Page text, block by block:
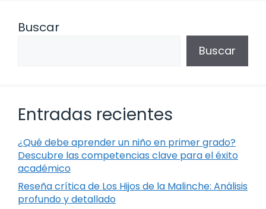
Buscar
Buscar
Entradas recientes
¿Qué debe aprender un niño en primer grado?
Descubre las competencias clave para el éxito
académico
Reseña crítica de Los Hijos de la Malinche: Análisis
profundo y detallado